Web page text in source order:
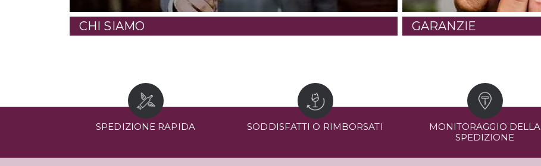
CHI SIAMO GARANZIE
SPEDIZIONE RAPIDA SODDISFATTI O RIMBORSATI
MONITORAGGIO DELLA
SPEDIZIONE